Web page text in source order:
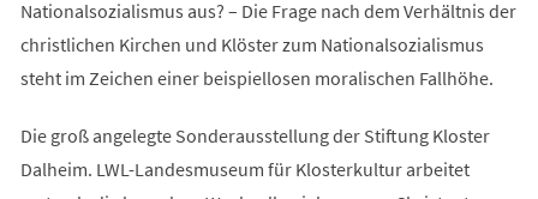
Nationalsozialismus aus? – Die Frage nach dem Verhältnis der
christlichen Kirchen und Klöster zum Nationalsozialismus
steht im Zeichen einer beispiellosen moralischen Fallhöhe.
Die groß angelegte Sonderausstellung der Stiftung Kloster
Dalheim. LWL-Landesmuseum für Klosterkultur arbeitet